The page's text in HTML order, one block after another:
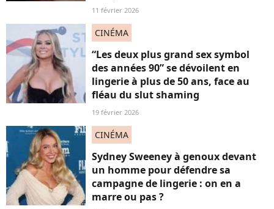
11 février 2026
CINÉMA
“Les deux plus grand sex symbol
des années 90” se dévoilent en
lingerie à plus de 50 ans, face au
fléau du slut shaming
19 février 2026
CINÉMA
Sydney Sweeney à genoux devant
un homme pour défendre sa
campagne de lingerie : on en a
marre ou pas ?